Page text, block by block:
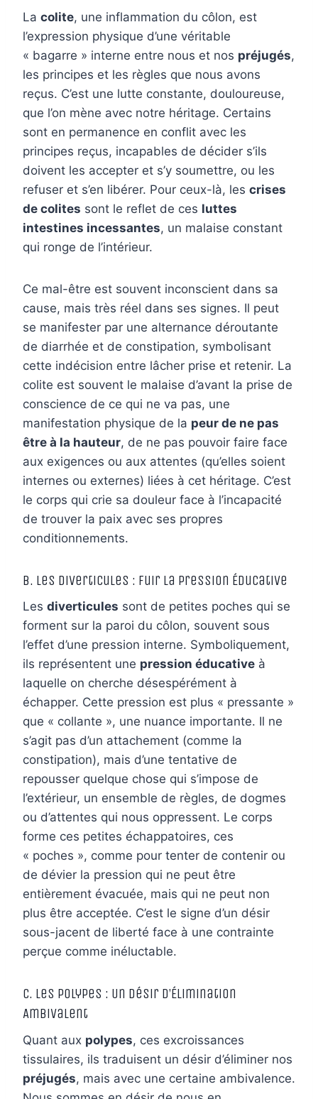
La colite, une inflammation du côlon, est
l’expression physique d’une véritable
« bagarre » interne entre nous et nos préjugés,
les principes et les règles que nous avons
reçus. C’est une lutte constante, douloureuse,
que l’on mène avec notre héritage. Certains
sont en permanence en conflit avec les
principes reçus, incapables de décider s’ils
doivent les accepter et s’y soumettre, ou les
refuser et s’en libérer. Pour ceux-là, les crises
de colites sont le reflet de ces luttes
intestines incessantes, un malaise constant
qui ronge de l’intérieur.
Ce mal-être est souvent inconscient dans sa
cause, mais très réel dans ses signes. Il peut
se manifester par une alternance déroutante
de diarrhée et de constipation, symbolisant
cette indécision entre lâcher prise et retenir. La
colite est souvent le malaise d’avant la prise de
conscience de ce qui ne va pas, une
manifestation physique de la peur de ne pas
être à la hauteur, de ne pas pouvoir faire face
aux exigences ou aux attentes (qu’elles soient
internes ou externes) liées à cet héritage. C’est
le corps qui crie sa douleur face à l’incapacité
de trouver la paix avec ses propres
conditionnements.
B. Les Diverticules : Fuir la Pression Éducative
Les diverticules sont de petites poches qui se
forment sur la paroi du côlon, souvent sous
l’effet d’une pression interne. Symboliquement,
ils représentent une pression éducative à
laquelle on cherche désespérément à
échapper. Cette pression est plus « pressante »
que « collante », une nuance importante. Il ne
s’agit pas d’un attachement (comme la
constipation), mais d’une tentative de
repousser quelque chose qui s’impose de
l’extérieur, un ensemble de règles, de dogmes
ou d’attentes qui nous oppressent. Le corps
forme ces petites échappatoires, ces
« poches », comme pour tenter de contenir ou
de dévier la pression qui ne peut être
entièrement évacuée, mais qui ne peut non
plus être acceptée. C’est le signe d’un désir
sous-jacent de liberté face à une contrainte
perçue comme inéluctable.
C. Les Polypes : Un Désir d’Élimination
Ambivalent
Quant aux polypes, ces excroissances
tissulaires, ils traduisent un désir d’éliminer nos
préjugés, mais avec une certaine ambivalence.